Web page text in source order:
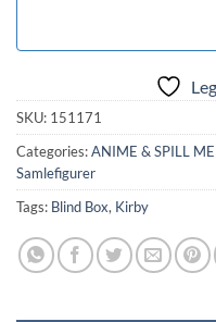
SKU: 151171
Categories:ANIME & SPILL
Samlefigurer
Tags: Blind Box, Kirby